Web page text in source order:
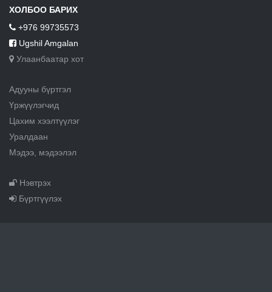
ХОЛБОО БАРИХ
+976 99735573
Ugshil Amgalan
Улаанбаатар хот
Адууны бүртгэл
Үржүүлэгчид
Цахим хээлтүүлэг
Уралдаан
Мэдээ, мэдээлэл
Нэвтрэх
Бүртгүүлэх